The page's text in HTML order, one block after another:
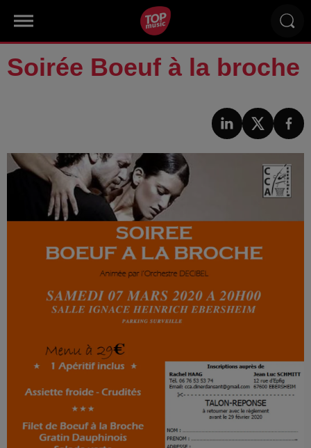
Soirée Boeuf à la broche